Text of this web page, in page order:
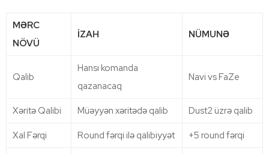
MƏRC
NÖVÜ
İZAH NÜMUNƏ
Qalib
Hansı komanda
qazanacaq
Navi vs FaZe
Xəritə Qalibi Müəyyən xəritədə qalib Dust2 üzrə qalib
Xal Fərqi Round fərqi ilə qalibiyyət +5 round fərqi